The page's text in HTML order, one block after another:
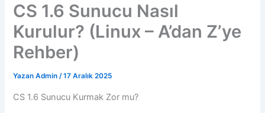
CS 1.6 Sunucu Nasıl
Kurulur? (Linux – A’dan Z’ye
Rehber)
Yazan Admin/17 Aralık 2025
CS 1.6 Sunucu Kurmak Zor mu?